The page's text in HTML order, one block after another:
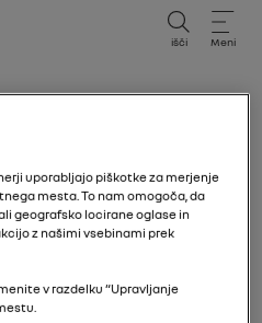
išči Meni
uporabljajo piškotke za merjenje
mesta. To nam omogoča, da
geografsko locirane oglase in
z našimi vsebinami prek
v razdelku “Upravljanje